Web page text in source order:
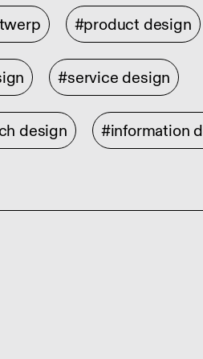
#product design
#service design
design #information